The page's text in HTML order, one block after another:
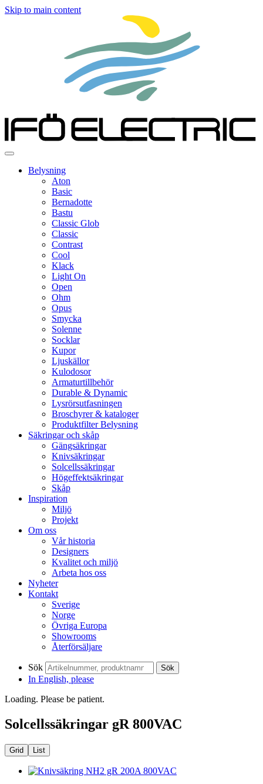
Skip to main content
Belysning
Aton
Basic
Bernadotte
Bastu
Classic Glob
Classic
Contrast
Cool
Klack
Light On
Open
Ohm
Opus
Smycka
Solenne
Socklar
Kupor
Ljuskällor
Kulodosor
Armaturtillbehör
Durable & Dynamic
Lysrörsutfasningen
Broschyrer & kataloger
Produktfilter Belysning
Säkringar och skåp
Gängsäkringar
Knivsäkringar
Solcellssäkringar
Högeffektsäkringar
Skåp
Inspiration
Miljö
Projekt
Om oss
Vår historia
Designers
Kvalitet och miljö
Arbeta hos oss
Nyheter
Kontakt
Sverige
Norge
Övriga Europa
Showrooms
Återförsäljare
Sök Sök
In English, please
Loading. Please be patient.
Solcellssäkringar gR 800VAC
Grid List